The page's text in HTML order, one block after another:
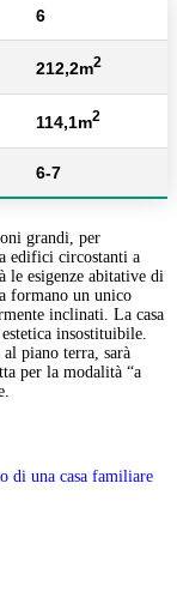
6
212,2m2
114,1m2
6-7
grandi, per
edifici circostanti a
le esigenze abitative di
formano un unico
inclinati. La casa
insostituibile.
piano terra, sarà
per la modalità “a
di una casa familiare